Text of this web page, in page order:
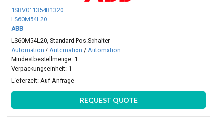
1SBV011354R1320
LS60M54L20
ABB
LS60M54L20, Standard Pos.Schalter
Automation / Automation / Automation
Mindestbestellmenge: 1
Verpackungseinheit: 1
Lieferzeit:Auf Anfrage
REQUEST QUOTE